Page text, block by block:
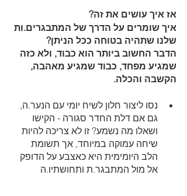
אז איך עושים את זה?
איך שומרים על הדרך של המתבגרים.ות
שלנו שתהיה בטוחה ככל הניתן?
הדבר החשוב ביותר הוא כבוד, ולא כזה
שמגיע מפחד, כבוד שמגיע מאהבה,
הקשבה והכלה.
נסו ליצור חלון לשיח יומי עם הנער.ה,
גם אם דלת החדר סגורה - הקישו
ושאלו מה נשמע? זו לא צריכה להיות
שיחה עמוקה במיוחד, אך תשומת
הלב היומימית היא כאצבע על הדופק
אל מול המתבגר.ת ותחושתיו.ה